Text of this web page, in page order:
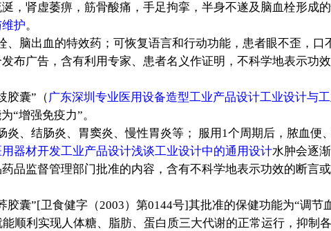
，肾虚萎痹，筋骨酸痛，手足拘挛，半身不遂及脑血栓形成
护。
、脑出血的特效药；可恢复语言和行动功能，患者眼不歪，口
布广告，含有利用专家、患者名义作证明，不科学地表示功
囊”（广东深圳专业医用设备造型工业产品设计工业设计与
“增强免疫力”。
炎、结肠炎、胃窦炎、慢性胃炎等； 服用1个周期后，脓血便
器材开发工业产品设计浅谈工业设计中的通用设计水肿会逐
品监督管理部门批准的内容，含有不科学地表示功效的断言
”[卫食健字（2003）第0144号]其批准的保健功能为“调节血
顺利实现人体糖、脂肪、蛋白质三大代谢的正常运行，抑制各